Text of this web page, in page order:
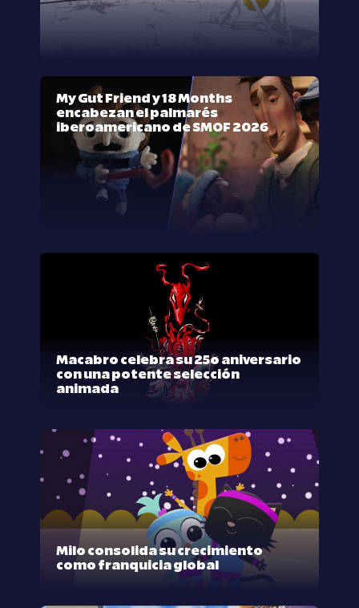
My Gut Friend y 18 Months
encabezan el palmarés
iberoamericano de SMOF 2026
Macabro celebra su 25º aniversario
con una potente selección
animada
Milo consolida su crecimiento
como franquicia global